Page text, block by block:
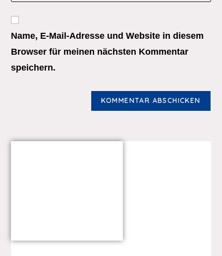
Name, E-Mail-Adresse und Website in diesem
Browser für meinen nächsten Kommentar
speichern.